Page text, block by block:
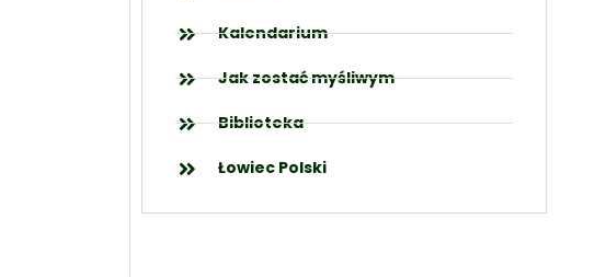
Kalendarium
Jak zostać myśliwym
Biblioteka
Łowiec Polski